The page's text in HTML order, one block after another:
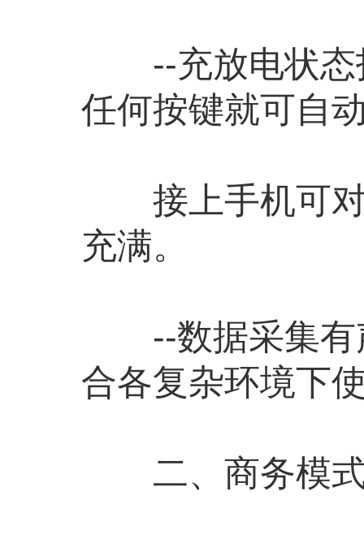
--充放电状态
任何按键就可自
接上手机可对
充满。
--数据采集有
合各复杂环境下
二、商务模式